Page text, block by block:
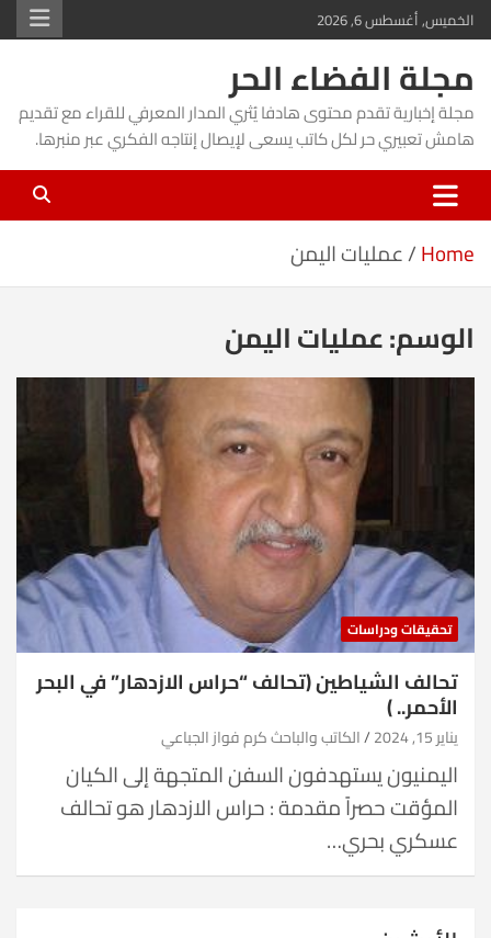
Skip
to
content
الخميس, أغسطس 6, 2026
مجلة الفضاء الحر
مجلة إخبارية تقدم محتوى هادفا يُثري المدار المعرفي للقراء مع تقديم
هامش تعبيري حر لكل كاتب يسعى لإيصال إنتاجه الفكري عبر منبرها.
Home عمليات اليمن
الوسم:عمليات اليمن
تحقيقات ودراسات
تحالف الشياطين (تحالف “حراس الازدهار” في البحر
الأحمر.. )
يناير 15, 2024 الكاتب والباحث كرم فواز الجباعي
اليمنيون يستهدفون السفن المتجهة إلى الكيان
المؤقت حصراً مقدمة : حراس الازدهار هو تحالف
عسكري بحري…